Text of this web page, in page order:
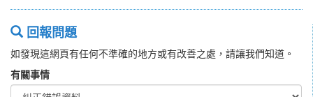
回報問題
如發現這網頁有任何不準確的地方或有改善之處，請讓我們知道。
有關事情